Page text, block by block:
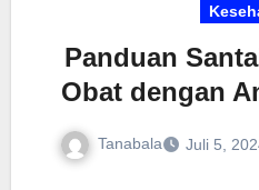
Panduan
Obat dengan
Tanabala Juli 5,